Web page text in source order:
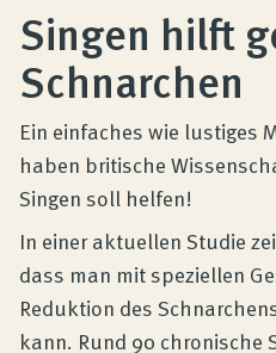
Kundenbewertungen
Produktberatung
Unternehmen
Kontakt
Singen hilft
Schnarchen
Ein einfaches wie lustiges
haben britische
Singen soll helfen!
In einer aktuellen Studie
dass man mit speziellen
Reduktion des
kann. Rund 90 chronische